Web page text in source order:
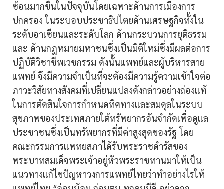
ซ้อนมากขึ้นในปัจจุบันโดยเฉพาะด้านการเมืองการ
ปกครอง ในระบอบประชาธิปไตยด้านเศรษฐกิจทั้งใน
ระดับอาเซียนและระดับโลก ด้านกระบวนการยุติธรรม
และ ด้านกฎหมายมหาชนซึ่งเป็นมิติใหม่ซึ่งมีผลต่อการ
ปฏิบัติวิชาชีพเวชกรรม ดังนั้นแพทย์และผู้บริหารสาย
แพทย์ จึงมีความจำเป็นที่จะต้องมีความรู้ความเข้าใจต่อ
ภาวะวิสัยทางสังคมที่เปลี่ยนแปลงดังกล่าวอย่างถ่องแท้
ในการตัดสินใจการกำหนดทิศทางและสมดุลในระบบ
สุขภาพของประเทศภายใต้ทรัพยากรอันจำกัดเพื่อดูแล
ประชาชนซึ่งเป็นทรัพยากรที่มีค่าสูงสุดของรัฐ โดย
คณะกรรมการแพทยสภาได้รับพระราชดำรัสของ
พระบาทสมเด็จพระเจ้าอยู่หัวพระราชทานมาให้เป็น
แนวทางแก้ไขปัญหาวงการแพทย์ไทยว่าทำอย่างไรให้